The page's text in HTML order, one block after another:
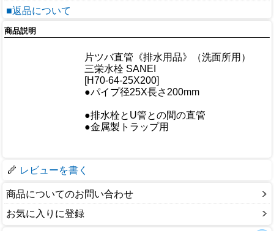
■返品について
商品説明
片ツバ直管《排水用品》（洗面所用）
三栄水栓 SANEI
[H70-64-25X200]
●パイプ径25X長さ200mm
●排水栓とU管との間の直管
●金属製トラップ用
レビューを書く
商品についてのお問い合わせ
お気に入りに登録